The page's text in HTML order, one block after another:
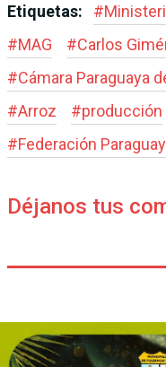
Etiquetas: #
#MAG #Carlos
#Cámara Paraguaya
#Arroz #producción
#Federación
Déjanos tus